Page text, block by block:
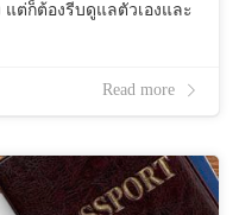
ต่ก็ต้องรีบดูแลตัวเองและ
Read more